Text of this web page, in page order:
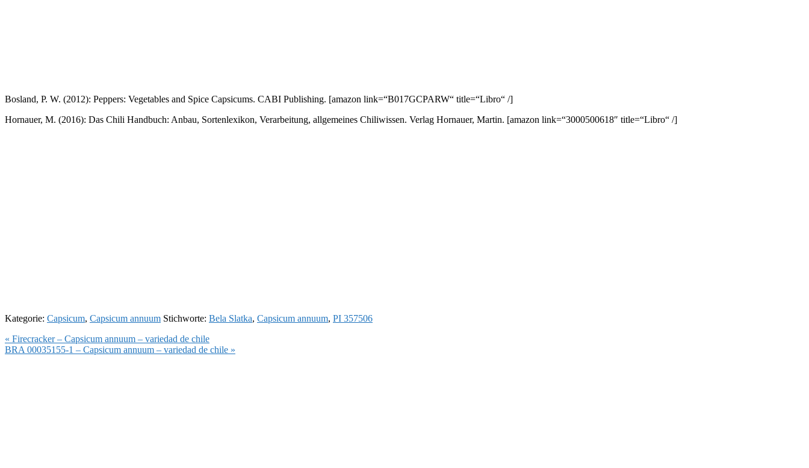
Bosland, P. W. (2012): Peppers: Vegetables and Spice Capsicums. CABI Publishing. [amazon link=“B017GCPARW“ title=“Libro“ /]
Hornauer, M. (2016): Das Chili Handbuch: Anbau, Sortenlexikon, Verarbeitung, allgemeines Chiliwissen. Verlag Hornauer, Martin. [amazon link=“3000500618″ title=“Libro“ /]
Kategorie: Capsicum, Capsicum annuum Stichworte: Bela Slatka, Capsicum annuum, PI 357506
Vorheriger
Beitrag:
« Firecracker – Capsicum annuum – variedad de chile
Nächster
BRA 00035155-1 – Capsicum annuum – variedad de chile »